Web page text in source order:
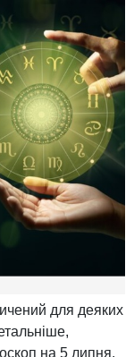
для деяких
на 5 липня.